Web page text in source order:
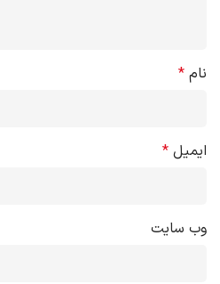
نام *
ایمیل *
وب‌ سایت